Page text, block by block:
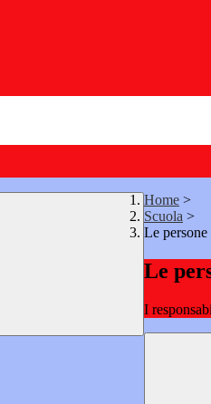
Home >
Scuola >
Le persone
Le
I